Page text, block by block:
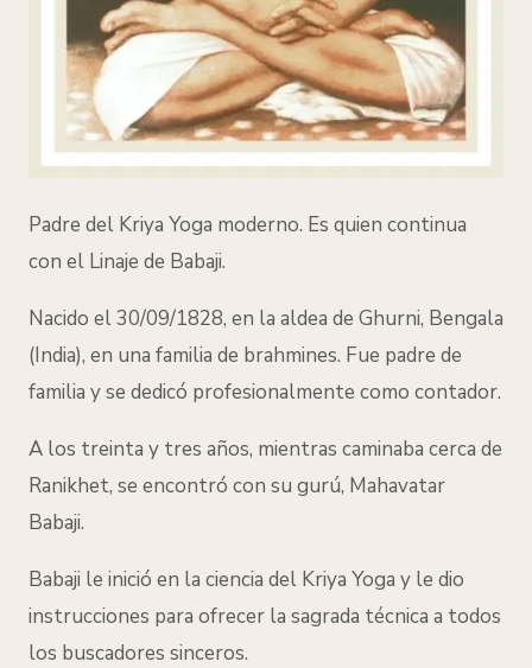
Padre del Kriya Yoga moderno. Es quien continua
con el Linaje de Babaji.
Nacido el 30/09/1828, en la aldea de Ghurni, Bengala
(India), en una familia de brahmines. Fue padre de
familia y se dedicó profesionalmente como contador.
A los treinta y tres años, mientras caminaba cerca de
Ranikhet, se encontró con su gurú, Mahavatar
Babaji.
Babaji le inició en la ciencia del Kriya Yoga y le dio
instrucciones para ofrecer la sagrada técnica a todos
los buscadores sinceros.